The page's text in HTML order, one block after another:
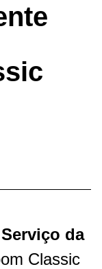
da
Classic